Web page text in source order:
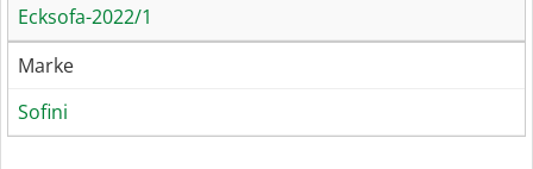
Ecksofa-2022/1
Marke
Sofini